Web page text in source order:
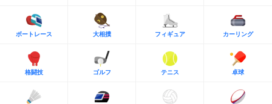
ボートレース 大相撲 フィギュア カーリング
格闘技 ゴルフ テニス 卓球